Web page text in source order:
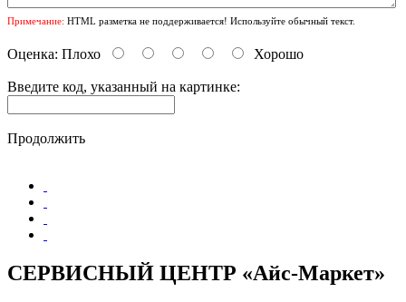
Примечание: HTML разметка не поддерживается! Используйте обычный текст.
Оценка: Плохо Хорошо
Введите код, указанный на картинке:
Продолжить
СЕРВИСНЫЙ ЦЕНТР «Айс-Маркет»